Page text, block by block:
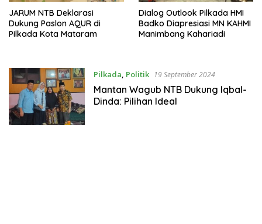
JARUM NTB Deklarasi
Dukung Paslon AQUR di
Pilkada Kota Mataram
Dialog Outlook Pilkada HMI
Badko Diapresiasi MN KAHMI
Manimbang Kahariadi
Pilkada, Politik 19 September 2024
Mantan Wagub NTB Dukung Iqbal-
Dinda: Pilihan Ideal